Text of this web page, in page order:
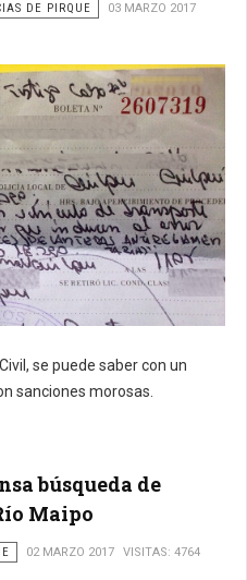
DE PIRQUE
03 MARZO 2017
se puede saber con un
sanciones morosas.
búsqueda de
Maipo
02 MARZO 2017 VISITAS: 4764